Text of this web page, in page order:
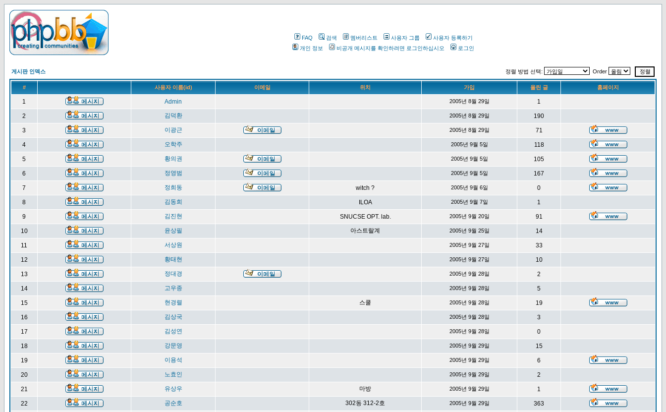
FAQ 검색 멤버리스트 사용자 그룹
사용자 등록하기
개인 정보
비공개 메시지를 확인하려면 로그인하십시오 로그인
게시판 인덱스 정렬 방법 선택: Order
# 사용자 이름(id) 이메일 위치 가입 올린 글 홈페이지
1 Admin 2005년 8월 29일 1
2 김덕환 2005년 8월 29일 190
3 이광근 2005년 8월 29일 71
4 오학주 2005년 9월 5일 118
5 황의권 2005년 9월 5일 105
6 정영범 2005년 9월 5일 167
7 정희동 witch ? 2005년 9월 6일 0
8 김동희 ILOA 2005년 9월 7일 1
9 김진현 SNUCSE OPT. lab. 2005년 9월 20일 91
10 윤상필 아스트랄계 2005년 9월 25일 14
11 서상원 2005년 9월 27일 33
12 황태현 2005년 9월 27일 10
13 정대경 2005년 9월 28일 2
14 고우종 2005년 9월 28일 5
15 현경렬 스쿨 2005년 9월 28일 19
16 김상국 2005년 9월 28일 3
17 김성연 2005년 9월 28일 0
18 강문영 2005년 9월 29일 15
19 이용석 2005년 9월 29일 6
20 노효인 2005년 9월 29일 2
21 유상우 마방 2005년 9월 29일 1
22 공순호 302동 312-2호 2005년 9월 29일 363